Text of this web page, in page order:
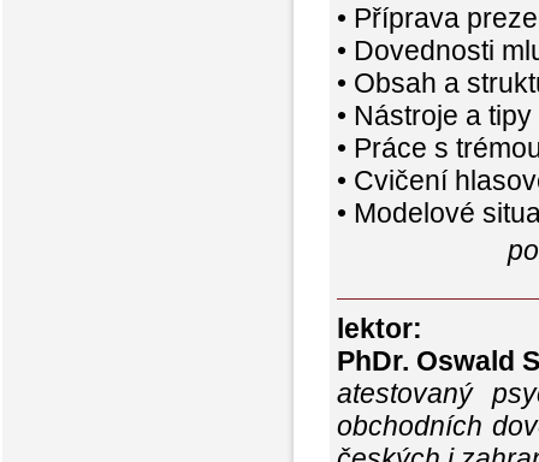
• Příprava
• Dovednosti
• Obsah a
• Nástroje a
• Práce s
• Cvičení
• Modelové
lektor:
PhDr. Oswald
atestovaný
obchodních